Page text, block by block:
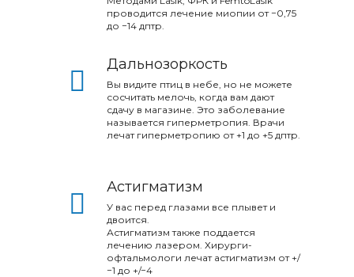
проводится лечение миопии от −0,75
до −14 дптр.
Дальнозоркость
Вы видите птиц в небе, но не можете
сосчитать мелочь, когда вам дают
сдачу в магазине. Это заболевание
называется гиперметропия. Врачи
лечат гиперметропию от +1 до +5 дптр.
Астигматизм
У вас перед глазами все плывет и
двоится.
Астигматизм также поддается
лечению лазером. Хирурги-
офтальмологи лечат астигматизм от +/
−1 до +/−4